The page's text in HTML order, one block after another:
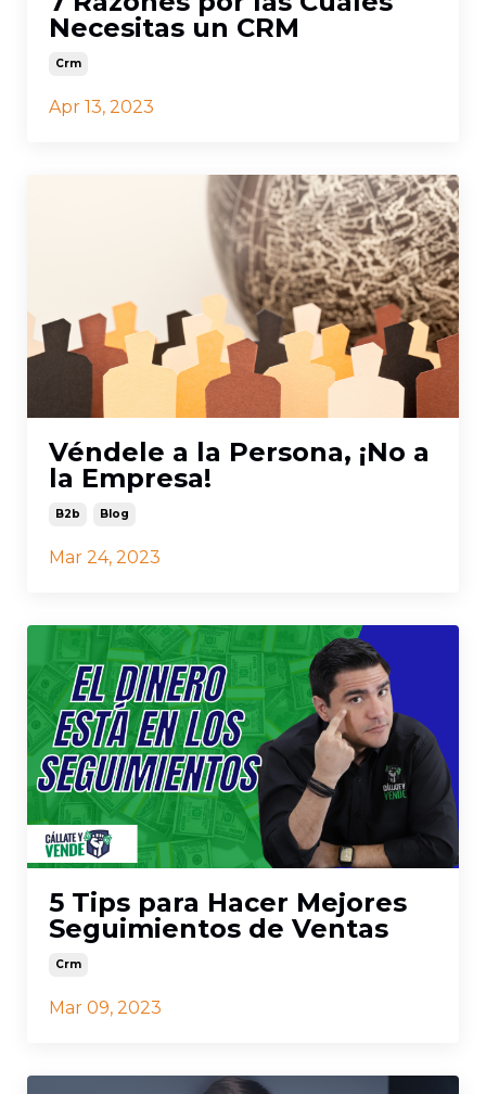
Necesitas un CRM
Crm
Apr 13, 2023
Véndele a la Persona, ¡No a
la Empresa!
B2b Blog
Mar 24, 2023
5 Tips para Hacer Mejores
Seguimientos de Ventas
Crm
Mar 09, 2023